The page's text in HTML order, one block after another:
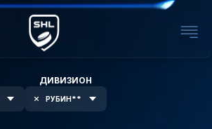
ДИВИЗИОН
РУБИН**